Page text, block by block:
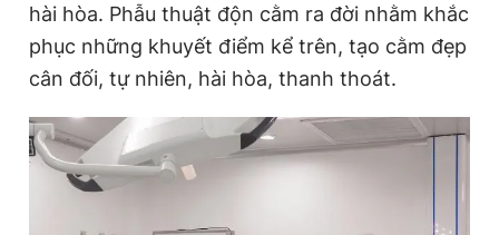
Giấy phép xuất bản số 110/GP - BTTTT cấp ngày 24.3.2020
© 2003-2026 Bản quyền thuộc về Báo Thanh Niên. Cấm sao
chép dưới mọi hình thức nếu không có sự chấp thuận bằng văn
bản. Phát triển bởi ePi Technologies, JSC.
hài hòa. Phẫu thuật độn cằm ra đời nhằm khắc
phục những khuyết điểm kể trên, tạo cằm đẹp
cân đối, tự nhiên, hài hòa, thanh thoát.